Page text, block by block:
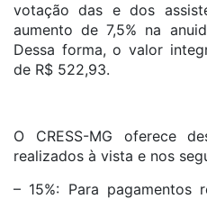
votação das e dos
aumento de 7,5% na
Dessa forma, o valor
de R$ 522,93.
O CRESS-MG oferece
realizados à vista e nos
– 15%: Para pagamentos